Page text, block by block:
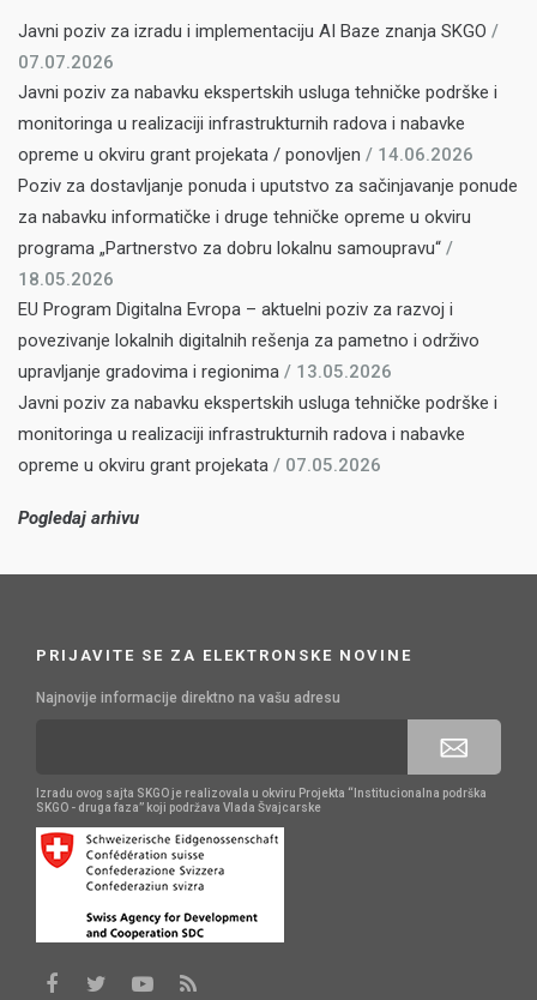
Javni poziv za izradu i implementaciju AI Baze znanja SKGO /
07.07.2026
Javni poziv za nabavku ekspertskih usluga tehničke podrške i
monitoringa u realizaciji infrastrukturnih radova i nabavke
opreme u okviru grant projekata / ponovljen / 14.06.2026
Poziv za dostavljanje ponuda i uputstvo za sačinjavanje ponude
za nabavku informatičke i druge tehničke opreme u okviru
programa „Partnerstvo za dobru lokalnu samoupravu“ /
18.05.2026
EU Program Digitalna Evropa – aktuelni poziv za razvoj i
povezivanje lokalnih digitalnih rešenja za pametno i održivo
upravljanje gradovima i regionima / 13.05.2026
Javni poziv za nabavku ekspertskih usluga tehničke podrške i
monitoringa u realizaciji infrastrukturnih radova i nabavke
opreme u okviru grant projekata / 07.05.2026
Pogledaj arhivu
PRIJAVITE SE ZA ELEKTRONSKE NOVINE
Najnovije informacije direktno na vašu adresu
Izradu ovog sajta SKGO je realizovala u okviru Projekta “Institucionalna podrška
SKGO - druga faza” koji podržava Vlada Švajcarske